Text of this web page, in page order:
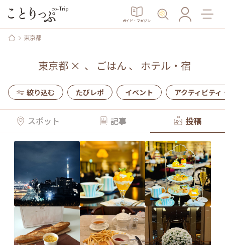
ガイド・マガジン
東京都
東京都 × 、 ごはん 、 ホテル・宿
絞り込む たびレポ イベント アクティビティ
スポット 記事 投稿